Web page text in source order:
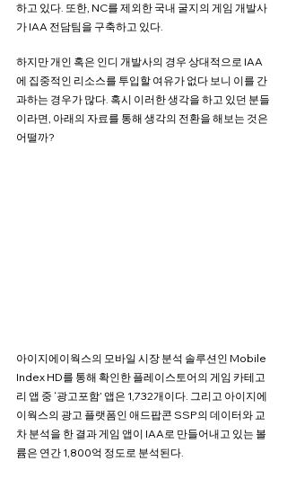
하고 있다. 또한, NC를 제외한 국내 굴지의 게임 개발사
가 IAA 전담팀을 구축하고 있다.
하지만 개인 혹은 인디 개발사의 경우 상대적으로 IAA
에 집중적인 리소스를 투입할 여유가 없다 보니 이를 간
과하는 경우가 많다. 혹시 이러한 생각을 하고 있던 분들
이라면, 아래의 자료를 통해 생각의 전환을 해보는 것은
어떨까?
아이지에이웍스의 모바일 시장 분석 솔루션인 Mobile
Index HD를 통해 확인한 플레이스토어의 게임 카테고
리 앱 중 ‘광고포함’ 앱은 1,732개이다. 그리고 아이지에
이웍스의 광고 플랫폼인 애드팝콘 SSP의 데이터와 교
차 분석을 한 결과 게임 앱이 IAA로 만들어내고 있는 볼
륨은 연간 1,800억 정도로 분석된다.